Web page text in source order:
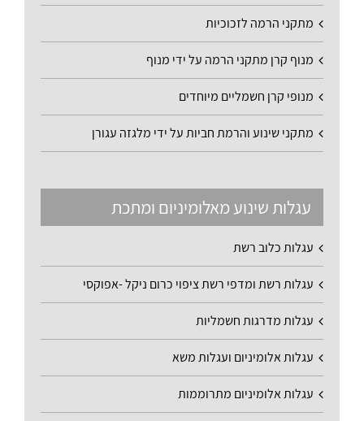
מתקני הרמה לזכוכיות
מנוף קרן מתקני הרמה על ידי מנוף
מנופי קרן חשמליים מיוחדים
מתקני שינוע והרמת חביות על ידי מלגזה עגורן
עגלות שינוע מאלומיניום ומתכת
עגלות כלוב רשת
עגלות רשת ומדפי רשת ציפוי כרום ניקל -אפוקסי
עגלות מדרגות חשמליות
עגלות אלומיניום ועגלות משא
עגלות אלומיניום מתרוממות